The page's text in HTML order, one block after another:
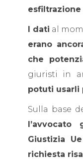
I dati al
erano
che
giuristi in
potuti usarli
Sulla base
Giustizia
richiesta